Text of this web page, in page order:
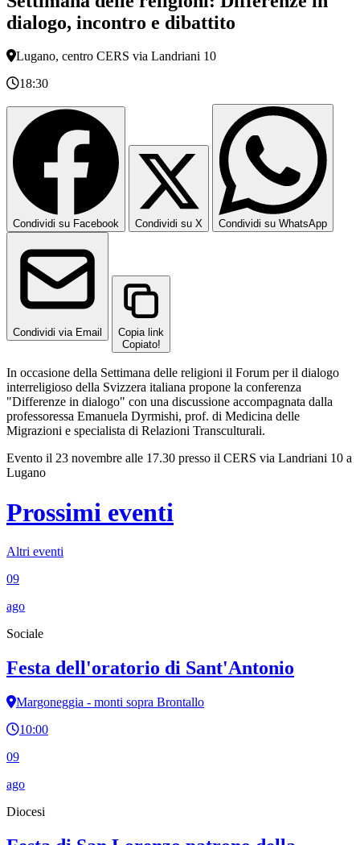
dialogo, incontro e dibattito
Lugano, centro CERS via Landriani 10
18:30
Condividi su Facebook Condividi su X Condividi su WhatsApp
Condividi via Email
Copia link
Copiato!
In occasione della Settimana delle religioni il Forum per il dialogo
interreligioso della Svizzera italiana propone la conferenza
"Differenze in dialogo" con una discussione accompagnata dalla
professoressa Emanuela Dyrmishi, prof. di Medicina delle
Migrazioni e specialista di Relazioni Transculturali.
Evento il 23 novembre alle 17.30 presso il CERS via Landriani 10 a
Lugano
Prossimi eventi
Altri eventi
09
ago
Sociale
Festa dell'oratorio di Sant'Antonio
Margoneggia - monti sopra Brontallo
10:00
09
ago
Diocesi